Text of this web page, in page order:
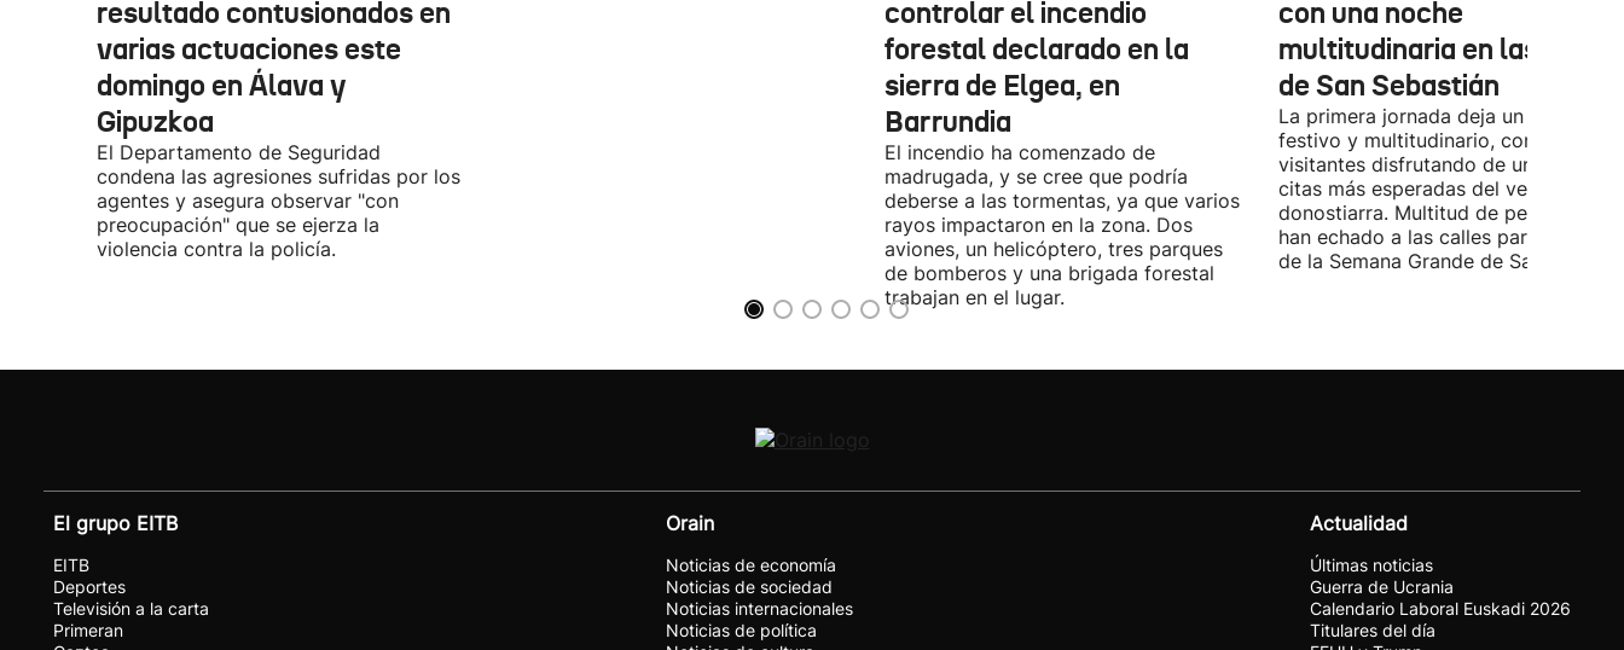
resultado contusionados en
varias actuaciones este
domingo en Álava y
Gipuzkoa
El Departamento de Seguridad
condena las agresiones sufridas por los
agentes y asegura observar "con
preocupación" que se ejerza la
violencia contra la policía.
controlar el incendio
forestal declarado en la
sierra de Elgea, en
Barrundia
El incendio ha comenzado de
madrugada, y se cree que podría
deberse a las tormentas, ya que varios
rayos impactaron en la zona. Dos
aviones, un helicóptero, tres parques
de bomberos y una brigada forestal
trabajan en el lugar.
con una noche
multitudinaria en las calles
de San Sebastián
La primera jornada deja un ambiente
festivo y multitudinario, con vecinos
visitantes disfrutando de una de las
citas más esperadas del verano
donostiarra. Multitud de personas se
han echado a las calles para disfrutar
de la Semana Grande de San
El grupo EITB
EITB
Deportes
Televisión a la carta
Primeran
Orain
Noticias de economía
Noticias de sociedad
Noticias internacionales
Noticias de política
Actualidad
Últimas noticias
Guerra de Ucrania
Calendario Laboral Euskadi 2026
Titulares del día